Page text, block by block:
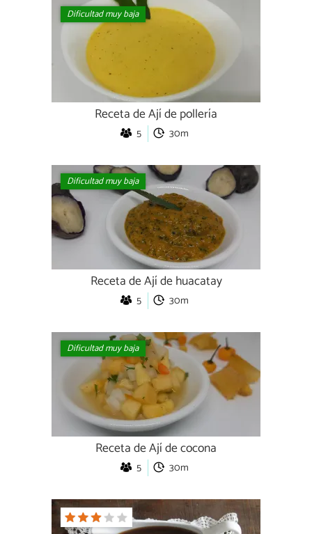
Dificultad muy baja
Receta de Ají de pollería
5 30m
Dificultad muy baja
Receta de Ají de huacatay
5 30m
Dificultad muy baja
Receta de Ají de cocona
5 30m